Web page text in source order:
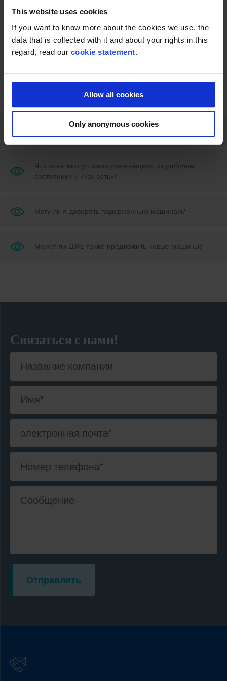
This website uses cookies
If you want to know more about the cookies we use, the
data that is collected with it and about your rights in this
regard, read our cookie statement.
Allow all cookies
Only anonymous cookies
Может ли LDFE помочь мне с установкой?
Что означают условия «реновация», «в рабочем
состоянии» и «как есть»?
Могу ли я доверять подержанным машинам?
Может ли LDFE также предложить новые машины?
Связаться с нами!
Название компании
Имя*
электронная почта*
Номер телефона*
Сообщение
Отправлять